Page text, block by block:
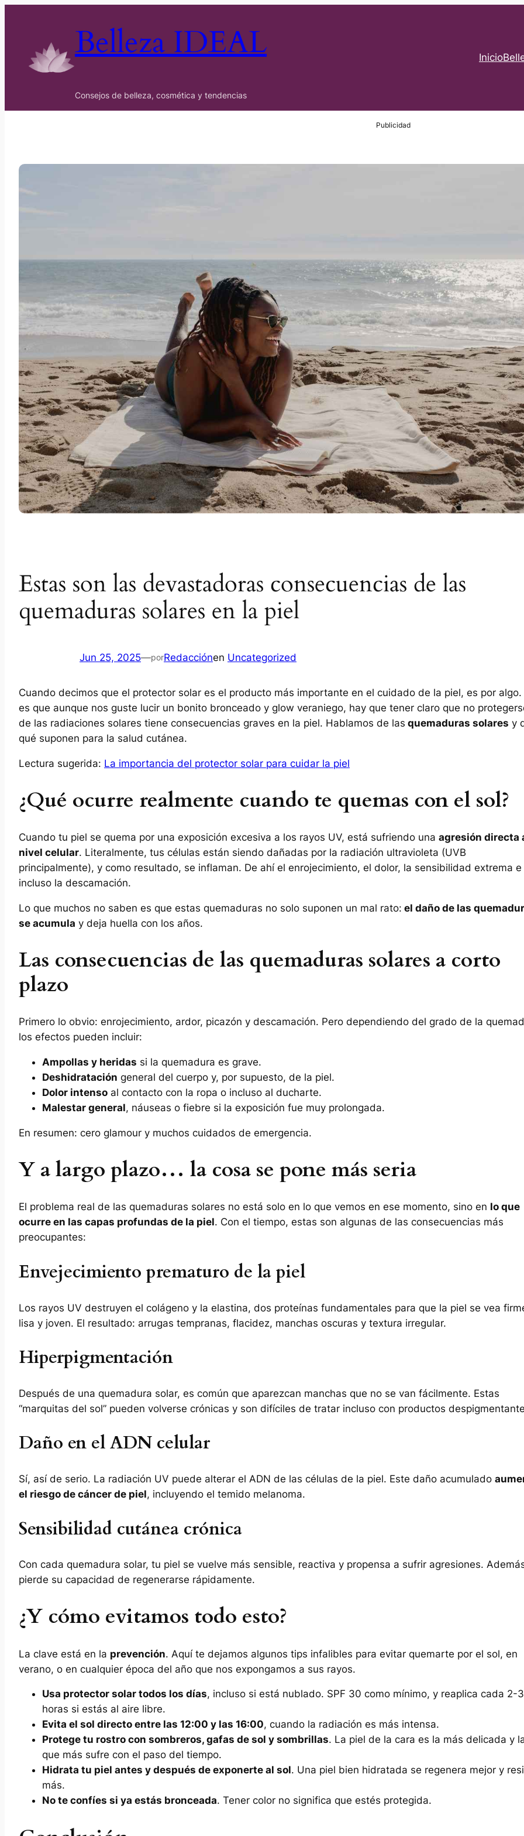
Belleza IDEAL
Consejos de belleza, cosmética y tendencias
Inicio
Estas son las devastadoras consecuencias de las
quemaduras solares en la piel
Jun 25, 2025—porRedacciónen Uncategorized
Cuando decimos que el protector solar es el producto más importante en el cuidado de la piel, es por algo.
es que aunque nos guste lucir un bonito bronceado y glow veraniego, hay que tener claro que no
de las radiaciones solares tiene consecuencias graves en la piel. Hablamos de las quemaduras solares y
qué suponen para la salud cutánea.
Lectura sugerida: La importancia del protector solar para cuidar la piel
¿Qué ocurre realmente cuando te quemas con el sol?
Cuando tu piel se quema por una exposición excesiva a los rayos UV, está sufriendo una agresión directa
nivel celular. Literalmente, tus células están siendo dañadas por la radiación ultravioleta (UVB
principalmente), y como resultado, se inflaman. De ahí el enrojecimiento, el dolor, la sensibilidad extrema e
incluso la descamación.
Lo que muchos no saben es que estas quemaduras no solo suponen un mal rato: el daño de las
se acumula y deja huella con los años.
Las consecuencias de las quemaduras solares a corto
plazo
Primero lo obvio: enrojecimiento, ardor, picazón y descamación. Pero dependiendo del grado de la
los efectos pueden incluir:
Ampollas y heridas si la quemadura es grave.
Deshidratación general del cuerpo y, por supuesto, de la piel.
Dolor intenso al contacto con la ropa o incluso al ducharte.
Malestar general, náuseas o fiebre si la exposición fue muy prolongada.
En resumen: cero glamour y muchos cuidados de emergencia.
Y a largo plazo… la cosa se pone más seria
El problema real de las quemaduras solares no está solo en lo que vemos en ese momento, sino en lo que
ocurre en las capas profundas de la piel. Con el tiempo, estas son algunas de las consecuencias más
preocupantes:
Envejecimiento prematuro de la piel
Los rayos UV destruyen el colágeno y la elastina, dos proteínas fundamentales para que la piel se vea
lisa y joven. El resultado: arrugas tempranas, flacidez, manchas oscuras y textura irregular.
Hiperpigmentación
Después de una quemadura solar, es común que aparezcan manchas que no se van fácilmente. Estas
“marquitas del sol” pueden volverse crónicas y son difíciles de tratar incluso con productos
Daño en el ADN celular
Sí, así de serio. La radiación UV puede alterar el ADN de las células de la piel. Este daño acumulado
el riesgo de cáncer de piel, incluyendo el temido melanoma.
Sensibilidad cutánea crónica
Con cada quemadura solar, tu piel se vuelve más sensible, reactiva y propensa a sufrir agresiones.
pierde su capacidad de regenerarse rápidamente.
¿Y cómo evitamos todo esto?
La clave está en la prevención. Aquí te dejamos algunos tips infalibles para evitar quemarte por el sol, en
verano, o en cualquier época del año que nos expongamos a sus rayos.
Usa protector solar todos los días, incluso si está nublado. SPF 30 como mínimo, y reaplica cada 2-3
horas si estás al aire libre.
Evita el sol directo entre las 12:00 y las 16:00, cuando la radiación es más intensa.
Protege tu rostro con sombreros, gafas de sol y sombrillas. La piel de la cara es la más delicada y
que más sufre con el paso del tiempo.
Hidrata tu piel antes y después de exponerte al sol. Una piel bien hidratada se regenera mejor y
más.
No te confíes si ya estás bronceada. Tener color no significa que estés protegida.